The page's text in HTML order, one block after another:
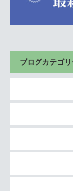
ブログカテゴリ